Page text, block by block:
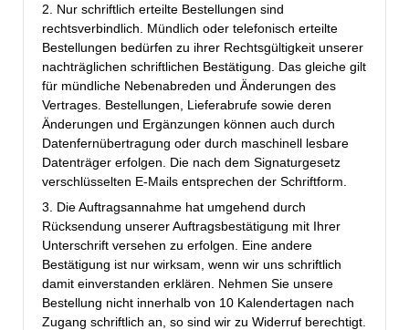
2. Nur schriftlich erteilte Bestellungen sind
rechtsverbindlich. Mündlich oder telefonisch erteilte
Bestellungen bedürfen zu ihrer Rechtsgültigkeit unserer
nachträglichen schriftlichen Bestätigung. Das gleiche gilt
für mündliche Nebenabreden und Änderungen des
Vertrages. Bestellungen, Lieferabrufe sowie deren
Änderungen und Ergänzungen können auch durch
Datenfernübertragung oder durch maschinell lesbare
Datenträger erfolgen. Die nach dem Signaturgesetz
verschlüsselten E-Mails entsprechen der Schriftform.
3. Die Auftragsannahme hat umgehend durch
Rücksendung unserer Auftragsbestätigung mit Ihrer
Unterschrift versehen zu erfolgen. Eine andere
Bestätigung ist nur wirksam, wenn wir uns schriftlich
damit einverstanden erklären. Nehmen Sie unsere
Bestellung nicht innerhalb von 10 Kalendertagen nach
Zugang schriftlich an, so sind wir zu Widerruf berechtigt.